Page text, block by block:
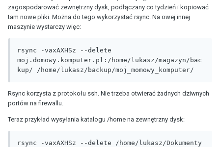
zagospodarować zewnętrzny dysk, podłączany co tydzień i kopiować
tam nowe pliki. Można do tego wykorzystać rsync. Na owej innej
maszynie wystarczy więc:
rsync -vaxAXHSz --delete
moj.domowy.komputer.pl:/home/lukasz/magazyn/bac
kup/ /home/lukasz/backup/moj_momowy_komputer/
Rsync korzysta z protokołu ssh. Nie trzeba otwierać żadnych dziwnych
portów na firewallu.
Teraz przykład wysyłania katalogu /home na zewnętrzny dysk:
rsync -vaxAXHSz --delete /home/lukasz/Dokumenty